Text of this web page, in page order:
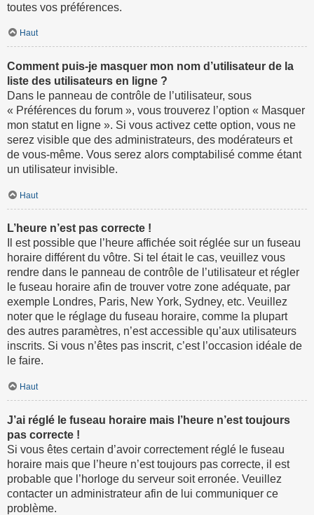
toutes vos préférences.
Haut
Comment puis-je masquer mon nom d’utilisateur de la
liste des utilisateurs en ligne ?
Dans le panneau de contrôle de l’utilisateur, sous
« Préférences du forum », vous trouverez l’option « Masquer
mon statut en ligne ». Si vous activez cette option, vous ne
serez visible que des administrateurs, des modérateurs et
de vous-même. Vous serez alors comptabilisé comme étant
un utilisateur invisible.
Haut
L’heure n’est pas correcte !
Il est possible que l’heure affichée soit réglée sur un fuseau
horaire différent du vôtre. Si tel était le cas, veuillez vous
rendre dans le panneau de contrôle de l’utilisateur et régler
le fuseau horaire afin de trouver votre zone adéquate, par
exemple Londres, Paris, New York, Sydney, etc. Veuillez
noter que le réglage du fuseau horaire, comme la plupart
des autres paramètres, n’est accessible qu’aux utilisateurs
inscrits. Si vous n’êtes pas inscrit, c’est l’occasion idéale de
le faire.
Haut
J’ai réglé le fuseau horaire mais l’heure n’est toujours
pas correcte !
Si vous êtes certain d’avoir correctement réglé le fuseau
horaire mais que l’heure n’est toujours pas correcte, il est
probable que l’horloge du serveur soit erronée. Veuillez
contacter un administrateur afin de lui communiquer ce
problème.